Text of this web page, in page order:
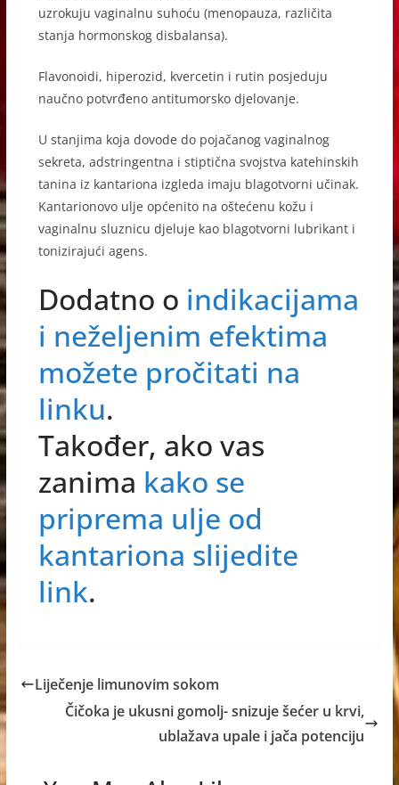
uzrokuju vaginalnu suhoću (menopauza, različita
stanja hormonskog disbalansa).
Flavonoidi, hiperozid, kvercetin i rutin posjeduju
naučno potvrđeno antitumorsko djelovanje.
U stanjima koja dovode do pojačanog vaginalnog
sekreta, adstringentna i stiptična svojstva katehinskih
tanina iz kantariona izgleda imaju blagotvorni učinak.
Kantarionovo ulje općenito na oštećenu kožu i
vaginalnu sluznicu djeluje kao blagotvorni lubrikant i
tonizirajući agens.
Dodatno o indikacijama
i neželjenim efektima
možete pročitati na
linku.
Također, ako vas
zanima kako se
priprema ulje od
kantariona slijedite
link.
Liječenje limunovim sokom
Čičoka je ukusni gomolj- snizuje šećer u krvi,
ublažava upale i jača potenciju